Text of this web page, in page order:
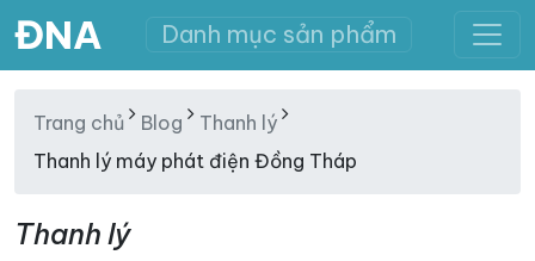
ĐNA Danh mục sản phẩm
Trang chủ Blog
Thanh lý
Thanh lý máy phát điện Đồng Tháp
Thanh lý